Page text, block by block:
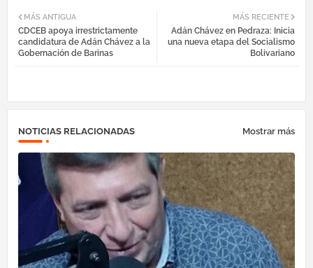
ebo tter egr atsa
MÁS RECIENTE
Adán Chávez en Pedraza: Inicia
una nueva etapa del Socialismo
Bolivariano
MÁS ANTIGUA
CDCEB apoya irrestrictamente
candidatura de Adán Chávez a la
Gobernación de Barinas
NOTICIAS RELACIONADAS Mostrar más